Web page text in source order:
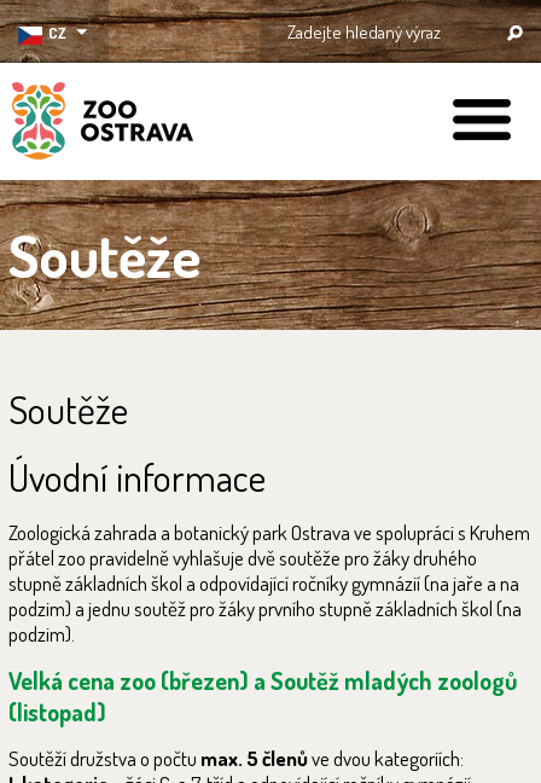
CZ
ZOO Ostrava
Soutěže
Soutěže
Úvodní informace
Zoologická zahrada a botanický park Ostrava ve spolupráci s Kruhem
přátel zoo pravidelně vyhlašuje dvě soutěže pro žáky druhého
stupně základních škol a odpovídající ročníky gymnázií (na jaře a na
podzim) a jednu soutěž pro žáky prvního stupně základních škol (na
podzim).
Velká cena zoo (březen) a Soutěž mladých zoologů
(listopad)
Soutěží družstva o počtu max. 5 členůve dvou kategoriích: